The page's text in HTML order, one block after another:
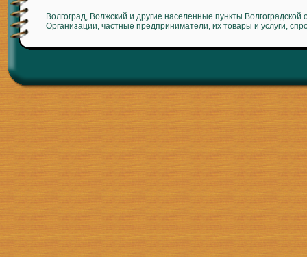
Волгоград, Волжский и другие населенные пункты Волгоградской
Организации, частные предприниматели, их товары и услуги,